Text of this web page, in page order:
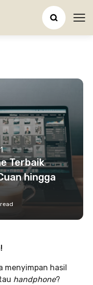
Terbaik
hingga
menyimpan hasil
handphone?